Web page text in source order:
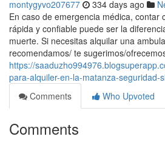
montygyvo207677 334 days ago
En caso de emergencia médica, contar
rápida y confiable puede ser la
muerte. Si necesitas alquilar una
recomendamos/ te sugerimos/
https://
para-alquiler-en-la-matanza-seguridad-
Comments
Who Upvoted
Comments